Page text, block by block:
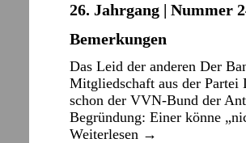
26. Jahrgang | Nummer
Bemerkungen
Das Leid der anderen Der
Mitgliedschaft aus der Partei
schon der VVN-Bund der
Begründung: Einer könne
Weiterlesen →